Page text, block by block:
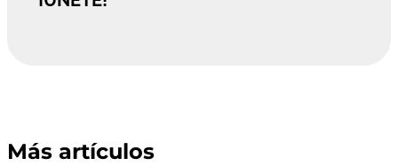
Más artículos